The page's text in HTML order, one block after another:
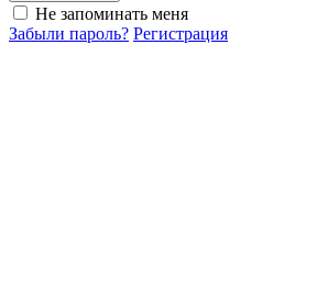
Не запоминать меня
Забыли пароль? Регистрация